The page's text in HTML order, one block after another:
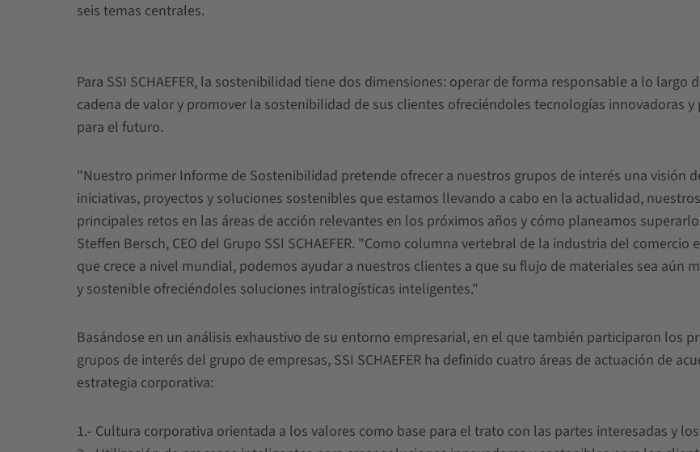
seis temas centrales.
Para SSI SCHAEFER, la sostenibilidad tiene dos dimensiones: operar de forma responsable a lo largo
cadena de valor y promover la sostenibilidad de sus clientes ofreciéndoles tecnologías innovadoras y
para el futuro.
"Nuestro primer Informe de Sostenibilidad pretende ofrecer a nuestros grupos de interés una visión
iniciativas, proyectos y soluciones sostenibles que estamos llevando a cabo en la actualidad, nuestros
principales retos en las áreas de acción relevantes en los próximos años y cómo planeamos
Steffen Bersch, CEO del Grupo SSI SCHAEFER. "Como columna vertebral de la industria del comercio
que crece a nivel mundial, podemos ayudar a nuestros clientes a que su flujo de materiales sea aún
y sostenible ofreciéndoles soluciones intralogísticas inteligentes."
Basándose en un análisis exhaustivo de su entorno empresarial, en el que también participaron los
grupos de interés del grupo de empresas, SSI SCHAEFER ha definido cuatro áreas de actuación de
estrategia corporativa:
1.- Cultura corporativa orientada a los valores como base para el trato con las partes interesadas y